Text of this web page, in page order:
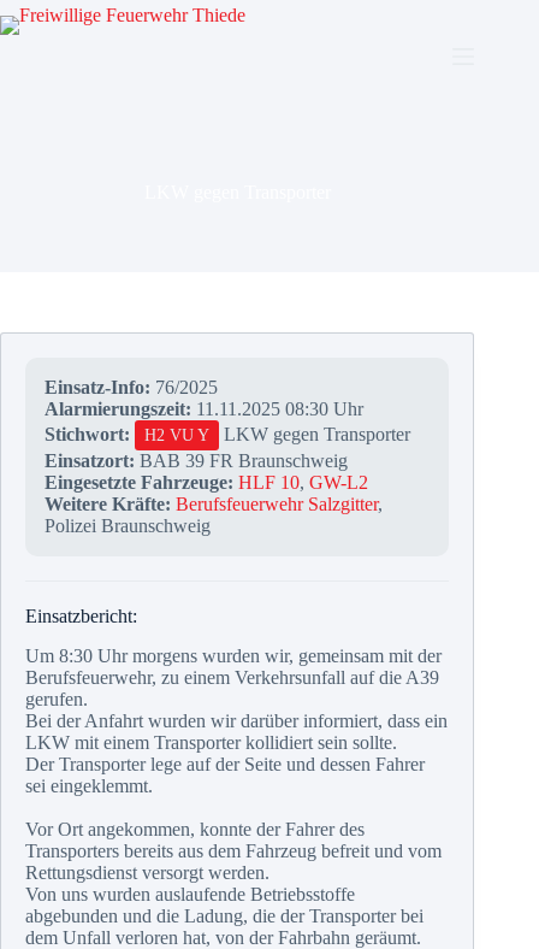
Zum
Inhalt
Einsatz-Info: 76/2025
Alarmierungszeit: 11.11.2025 08:30 Uhr
Stichwort:
H2 VU Y
LKW gegen Transporter
Einsatzort: BAB 39 FR Braunschweig
Eingesetzte Fahrzeuge: HLF 10, GW-L2
Weitere Kräfte: Berufsfeuerwehr Salzgitter,
Polizei Braunschweig
Einsatzbericht:
Um 8:30 Uhr morgens wurden wir, gemeinsam mit der
Berufsfeuerwehr, zu einem Verkehrsunfall auf die A39
gerufen.
Bei der Anfahrt wurden wir darüber informiert, dass ein
LKW mit einem Transporter kollidiert sein sollte.
Der Transporter lege auf der Seite und dessen Fahrer
sei eingeklemmt.
Vor Ort angekommen, konnte der Fahrer des
Transporters bereits aus dem Fahrzeug befreit und vom
Rettungsdienst versorgt werden.
Von uns wurden auslaufende Betriebsstoffe
abgebunden und die Ladung, die der Transporter bei
dem Unfall verloren hat, von der Fahrbahn geräumt.